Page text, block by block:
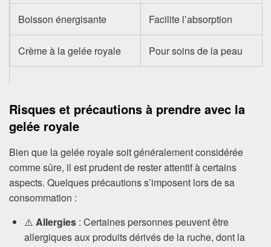
Boisson énergisante Facilite l’absorption
Crème à la gelée royale Pour soins de la peau
Risques et précautions à prendre avec la
gelée royale
Bien que la gelée royale soit généralement considérée
comme sûre, il est prudent de rester attentif à certains
aspects. Quelques précautions s’imposent lors de sa
consommation :
⚠️ Allergies : Certaines personnes peuvent être
allergiques aux produits dérivés de la ruche, dont la